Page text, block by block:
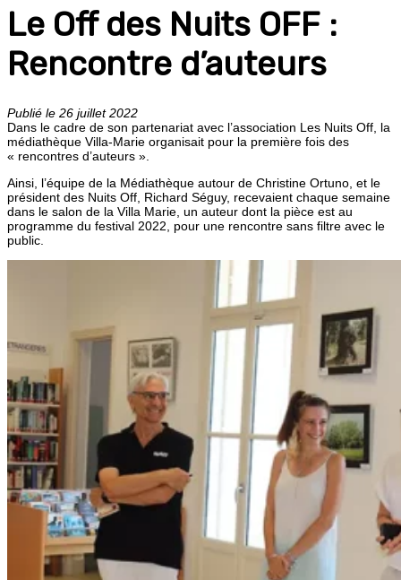
Le Off des Nuits OFF :
Rencontre d’auteurs
Publié le 26 juillet 2022
Dans le cadre de son partenariat avec l’association Les Nuits Off, la
médiathèque Villa-Marie organisait pour la première fois des
« rencontres d’auteurs ».
Ainsi, l’équipe de la Médiathèque autour de Christine Ortuno, et le
président des Nuits Off, Richard Séguy, recevaient chaque semaine
dans le salon de la Villa Marie, un auteur dont la pièce est au
programme du festival 2022, pour une rencontre sans filtre avec le
public.